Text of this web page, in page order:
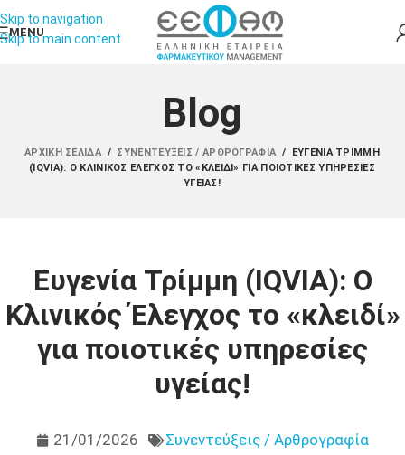
Skip to navigation
Skip to main content
MENU
Blog
ΑΡΧΙΚΉ ΣΕΛΊΔΑ / ΣΥΝΕΝΤΕΎΞΕΙΣ / ΑΡΘΡΟΓΡΑΦΊΑ /
ΕΥΓΕΝΊΑ ΤΡΊΜΜΗ
(IQVIA): Ο ΚΛΙΝΙΚΌΣ ΈΛΕΓΧΟΣ ΤΟ «ΚΛΕΙΔΊ» ΓΙΑ ΠΟΙΟΤΙΚΈΣ ΥΠΗΡΕΣΊΕΣ
ΥΓΕΊΑΣ!
Ευγενία Τρίμμη (IQVIA): Ο
Κλινικός Έλεγχος το «κλειδί»
για ποιοτικές υπηρεσίες
υγείας!
21/01/2026 Συνεντεύξεις / Αρθρογραφία